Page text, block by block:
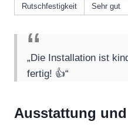
Rutschfestigkeit
Sehr gut
„Die Installation ist
fertig! 👍“
Ausstattung